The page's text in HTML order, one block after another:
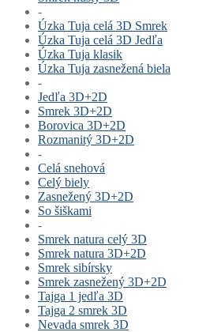
-
Úzka Tuja celá 3D Smrek
Úzka Tuja celá 3D Jedľa
Úzka Tuja klasik
Úzka Tuja zasnežená biela
-
Jedľa 3D+2D
Smrek 3D+2D
Borovica 3D+2D
Rozmanitý 3D+2D
-
Celá snehová
Celý biely
Zasnežený 3D+2D
So šiškami
-
Smrek natura celý 3D
Smrek natura 3D+2D
Smrek sibírsky
Smrek zasnežený 3D+2D
Tajga 1 jedľa 3D
Tajga 2 smrek 3D
Nevada smrek 3D